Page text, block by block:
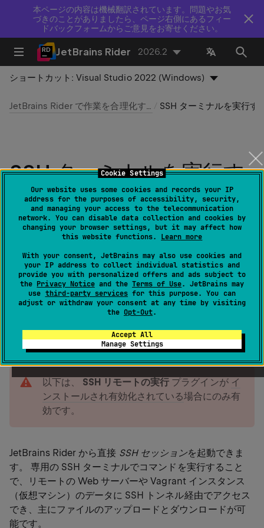
Cookie Settings
Our website uses some cookies and records your IP
address for the purposes of accessibility, security,
and managing your access to the telecommunication
network. You can disable data collection and cookies by
changing your browser settings, but it may affect how
this website functions. Learn more
With your consent, JetBrains may also use cookies and
your IP address to collect individual statistics and
provide you with personalized offers and ads subject to
the Privacy Noticeand the Terms of Use. JetBrains may
use third-party servicesfor this purpose. You can
adjust or withdraw your consent at any time by visiting
the Opt-Out.
Accept All
Manage Settings
本ページの内容は機械翻訳されています。問題やお気
づきのことがありましたら、ページ右側にあるフィー
ドバックフォームからご意見をお寄せください。
JetBrains Rider 2026.2
ショートカット:Visual Studio 2022 (Windows)
JetBrains Rider で作業を合理化する
SSH ターミナルを実行す
る
最終更新日： 2026 年 8 月 6 日
SSH 構成を追加する：設定 | ツール | SSH 構成
メインメニューから SSH セッションを開始する：ツ
ール | SSH セッションの開始
SSH ターミナルを構成する：設定 | ツール | SSH タ
ーミナル
以下は、 SSH リモートの実行 プラグインが イ
ンストールされ有効化されている場合にのみ有
効です。
JetBrains Rider から直接 SSH セッションを起動できま
す。 専用の SSH ターミナルでコマンドを実行すること
で、リモートの Web サーバーや Vagrant インスタンス
（仮想マシン）のデータに SSH トンネル経由でアクセス
でき、主にファイルのアップロードとダウンロードが可
能です。